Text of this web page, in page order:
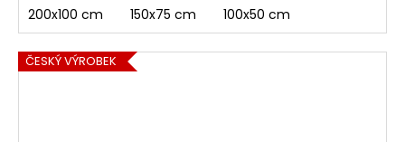
200x100 cm 150x75 cm 100x50 cm
ČESKÝ VÝROBEK